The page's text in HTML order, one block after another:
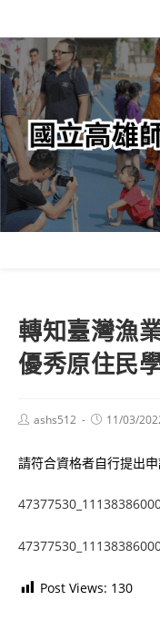
轉
至
主
內
容
轉知臺灣漁
優秀原住民
Postashs512
Post11/03/
請符合資格者自行提出
Post Views: 130